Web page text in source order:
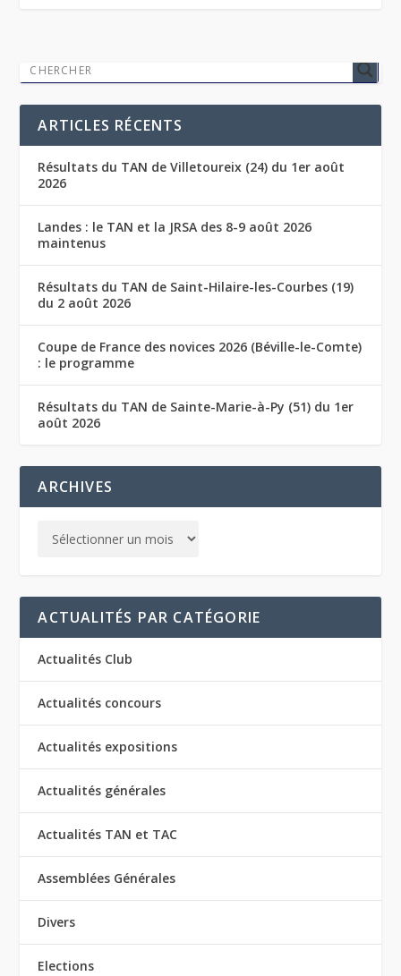
ARTICLES RÉCENTS
Résultats du TAN de Villetoureix (24) du 1er août
2026
Landes : le TAN et la JRSA des 8-9 août 2026
maintenus
Résultats du TAN de Saint-Hilaire-les-Courbes (19)
du 2 août 2026
Coupe de France des novices 2026 (Béville-le-Comte)
: le programme
Résultats du TAN de Sainte-Marie-à-Py (51) du 1er
août 2026
ARCHIVES
ACTUALITÉS PAR CATÉGORIE
Actualités Club
Actualités concours
Actualités expositions
Actualités générales
Actualités TAN et TAC
Assemblées Générales
Divers
Elections